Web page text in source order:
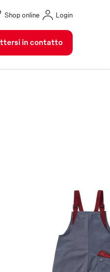
Shop online Login
in contatto